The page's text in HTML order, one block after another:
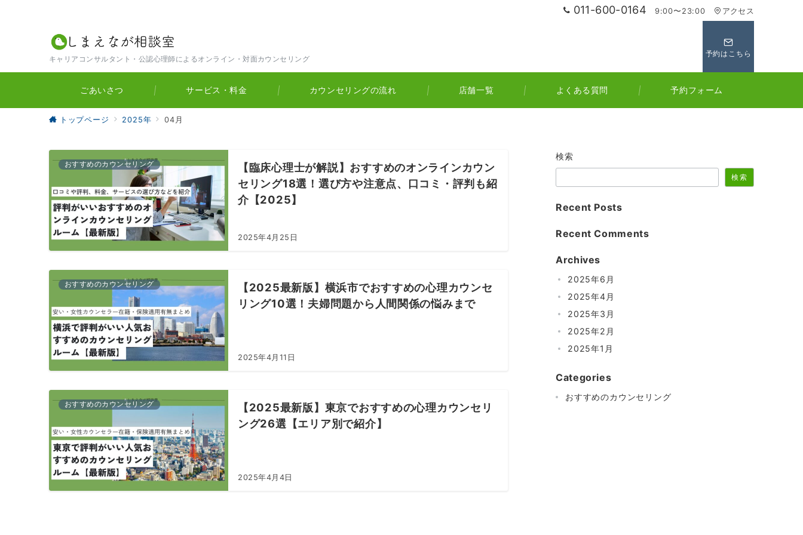
011-600-0164 9:00〜23:00 アクセス
キャリアコンサルタント・公認心理師によるオンライン・対面カウンセリング
予約はこちら
ごあいさつ サービス・料金 カウンセリングの流れ 店舗一覧 よくある質問 予約フォーム
トップページ 2025年 04月
おすすめのカウンセリング
【臨床心理士が解説】おすすめのオンラインカウン
セリング18選！選び方や注意点、口コミ・評判も紹
介【2025】
2025年4月25日
おすすめのカウンセリング
【2025最新版】横浜市でおすすめの心理カウンセ
リング10選！夫婦問題から人間関係の悩みまで
2025年4月11日
おすすめのカウンセリング
【2025最新版】東京でおすすめの心理カウンセリ
ング26選【エリア別で紹介】
2025年4月4日
検索
検索
Recent Posts
Recent Comments
Archives
2025年6月
2025年4月
2025年3月
2025年2月
2025年1月
Categories
おすすめのカウンセリング